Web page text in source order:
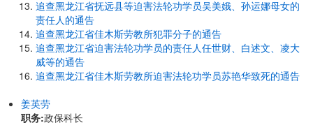
追查黑龙江省抚远县等迫害法轮功学员吴美娥、孙运娜母女的
责任人的通告
追查黑龙江省佳木斯劳教所犯罪分子的通告
追查黑龙江省迫害法轮功学员的责任人任世财、白述文、凌大
威等的通告
追查黑龙江省佳木斯劳教所迫害法轮功学员苏艳华致死的通告
姜英劳
职务:政保科长